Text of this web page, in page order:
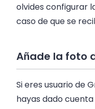
olvides configurar
caso de que se
Añade la foto
Si eres usuario de
hayas dado